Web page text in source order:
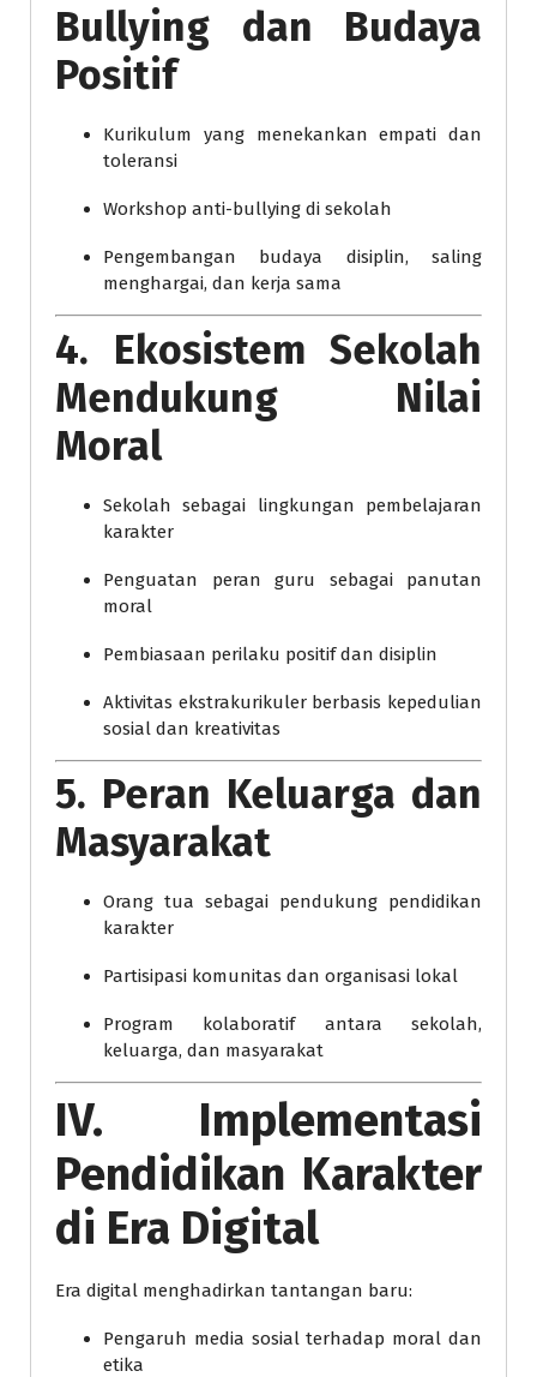
Bullying dan Budaya
Positif
Kurikulum yang menekankan empati dan
toleransi
Workshop anti-bullying di sekolah
Pengembangan budaya disiplin, saling
menghargai, dan kerja sama
4. Ekosistem Sekolah
Mendukung Nilai
Moral
Sekolah sebagai lingkungan pembelajaran
karakter
Penguatan peran guru sebagai panutan
moral
Pembiasaan perilaku positif dan disiplin
Aktivitas ekstrakurikuler berbasis kepedulian
sosial dan kreativitas
5. Peran Keluarga dan
Masyarakat
Orang tua sebagai pendukung pendidikan
karakter
Partisipasi komunitas dan organisasi lokal
Program kolaboratif antara sekolah,
keluarga, dan masyarakat
IV. Implementasi
Pendidikan Karakter
di Era Digital
Era digital menghadirkan tantangan baru:
Pengaruh media sosial terhadap moral dan
etika